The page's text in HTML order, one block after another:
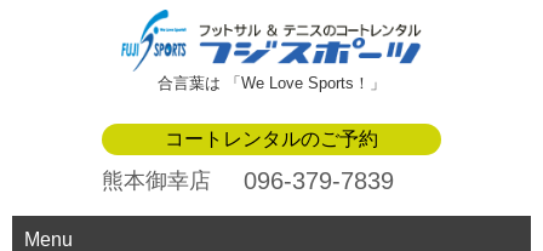
合言葉は 「We Love Sports！」
コートレンタルのご予約
熊本御幸店 096-379-7839
Menu